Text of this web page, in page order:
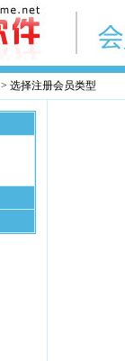
> 选择注册会员类型